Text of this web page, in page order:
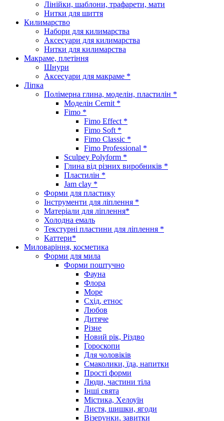
Лінійки, шаблони, трафарети, мати
Нитки для шиття
Килимарство
Набори для килимарства
Аксесуари для килимарства
Нитки для килимарства
Макраме, плетіння
Шнури
Аксесуари для макраме *
Ліпка
Полімерна глина, моделін, пластилін *
Моделін Cernit *
Fimo *
Fimo Effect *
Fimo Soft *
Fimo Classic *
Fimo Professional *
Sculpey Polyform *
Глина від різних виробників *
Пластилін *
Jam clay *
Форми для пластику
Інструменти для ліплення *
Матеріали для ліплення*
Холодна емаль
Текстурні пластини для ліплення *
Каттери*
Миловаріння, косметика
Форми для мила
Форми поштучно
Фауна
Флора
Море
Схід, етнос
Любов
Дитяче
Різне
Новий рік, Різдво
Гороскопи
Для чоловіків
Смаколики, їда, напитки
Прості форми
Люди, частини тіла
Інші свята
Містика, Хелоуїн
Листя, шишки, ягоди
Візерунки, завитки